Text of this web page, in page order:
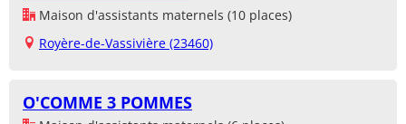
Maison d'assistants maternels (10 places)
Royère-de-Vassivière (23460)
O'COMME 3 POMMES